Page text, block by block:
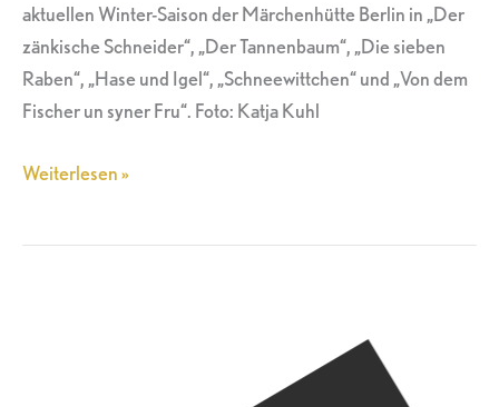
aktuellen Winter-Saison der Märchenhütte Berlin in „Der
zänkische Schneider“, „Der Tannenbaum“, „Die sieben
Raben“, „Hase und Igel“, „Schneewittchen“ und „Von dem
Fischer un syner Fru“. Foto: Katja Kuhl
Weiterlesen »